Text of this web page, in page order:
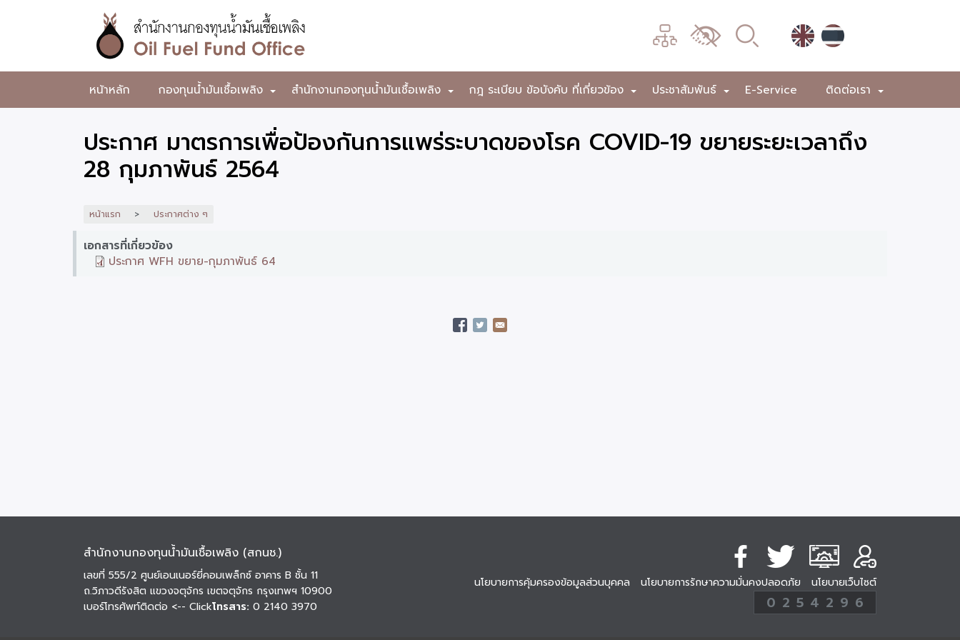
หลัก
สำนักงาน
กองทุน
น้ำมัน
เชื้อ
เพลิง
เมนู
เปลี่ยน
ผล
หน้าหลัก +
กองทุนน้ำมันเชื้อเพลิง +
สำนักงานกองทุนน้ำมันเชื้อเพลิง +
กฎ ระเบียบ ข้อบังคับ ที่เกี่ยวข้อง +
ประชาสัมพันธ์ E-Service +
ติดต่อเรา
ประกาศ มาตรการเพื่อป้องกันการแพร่ระบาดของโรค COVID-19 ขยายระยะเวลาถึง
28 กุมภาพันธ์ 2564
หน้าแรก ประกาศต่าง ๆ
เอกสารที่เกี่ยวข้อง
ประกาศ WFH ขยาย-กุมภาพันธ์ 64
สำนักงานกองทุนน้ำมันเชื้อเพลิง (สกนช.)
เลขที่ 555/2 ศูนย์เอนเนอร์ยี่คอมเพล็กซ์ อาคาร B ชั้น 11
ถ.วิภาวดีรังสิต แขวงจตุจักร เขตจตุจักร กรุงเทพฯ 10900
เบอร์โทรศัพท์ติดต่อ <-- Clickโทรสาร: 0 2140 3970
นโยบายการคุ้มครองข้อมูลส่วนบุคคล นโยบายการรักษาความมั่นคงปลอดภัย นโยบายเว็บไซต์
254296
ครั้ง
0 2 5 4 2 9 6